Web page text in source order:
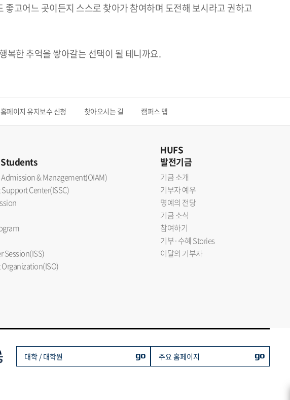
고어느 곳이든지 스스로 찾아가 참여하며 도전해 보시라고 권하고
복한 추억을 쌓아갈는 선택이 될 테니까요.
홈페이지 유지보수 신청 찾아오시는 길 캠퍼스 맵
& Management(OIAM)
Center(ISSC)
Session(ISS)
HUFS
발전기금
기금 소개
기부자 예우
명예의 전당
기금 소식
참여하기
기부·수혜 Stories
이달의 기부자
대학 / 대학원 go 주요 홈페이지 go